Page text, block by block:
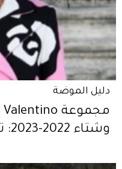
دليل الموضة
وشتاء 2022-2023: تشكيلة تعود إلى الجذور